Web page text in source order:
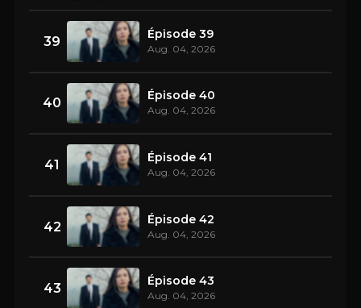
39 Épisode 39
Aug. 04, 2026
40 Épisode 40
Aug. 04, 2026
41 Épisode 41
Aug. 04, 2026
42 Épisode 42
Aug. 04, 2026
43 Épisode 43
Aug. 04, 2026